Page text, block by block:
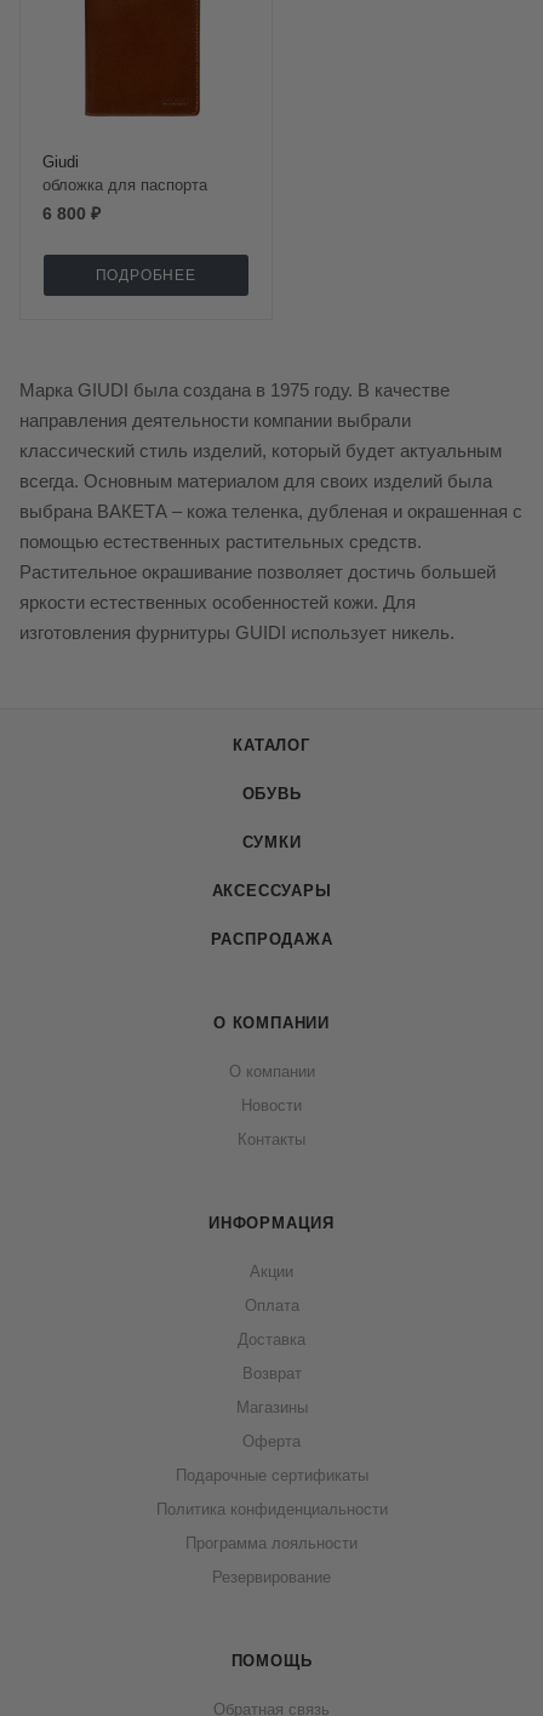
Giudi
обложка для паспорта
6 800 ₽
ПОДРОБНЕЕ
Марка GIUDI была создана в 1975 году. В качестве
направления деятельности компании выбрали
классический стиль изделий, который будет актуальным
всегда. Основным материалом для своих изделий была
выбрана ВАКЕТА – кожа теленка, дубленая и окрашенная с
помощью естественных растительных средств.
Растительное окрашивание позволяет достичь большей
яркости естественных особенностей кожи. Для
изготовления фурнитуры GUIDI использует никель.
КАТАЛОГ
ОБУВЬ
СУМКИ
АКСЕССУАРЫ
РАСПРОДАЖА
О КОМПАНИИ
О компании
Новости
Контакты
ИНФОРМАЦИЯ
Акции
Оплата
Доставка
Возврат
Магазины
Оферта
Подарочные сертификаты
Политика конфиденциальности
Программа лояльности
Резервирование
ПОМОЩЬ
Обратная связь